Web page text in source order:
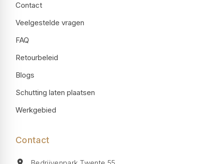
Contact
Veelgestelde vragen
FAQ
Retourbeleid
Blogs
Schutting laten plaatsen
Werkgebied
Contact